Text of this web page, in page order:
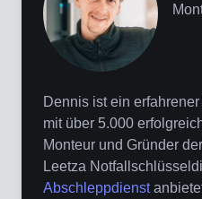
Dennis ist ein
mit über 5.000
Monteur und Gründer
Leetza
Abschleppdienst